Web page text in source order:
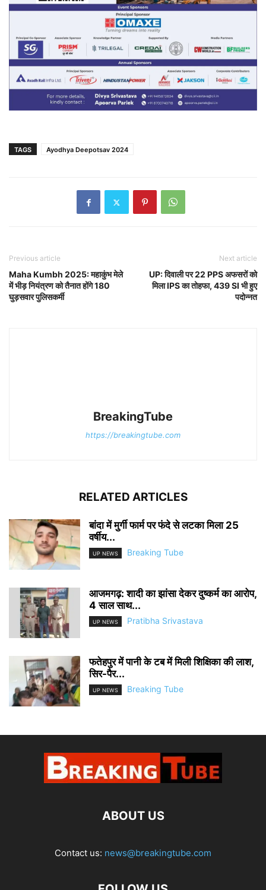
TAGS Ayodhya Deepotsav 2024
Previous article
Maha Kumbh 2025: महाकुंभ मेले
में भीड़ नियंत्रण को तैनात होंगे 180
घुड़सवार पुलिसकर्मी
Next article
UP: दिवाली पर 22 PPS अफसरों को
मिला IPS का तोहफा, 439 SI भी हुए
पदोन्नत
BreakingTube
https://breakingtube.com
RELATED ARTICLES
बांदा में मुर्गी फार्म पर फंदे से लटका मिला 25
वर्षीय...
UP NEWS Breaking Tube
आजमगढ़: शादी का झांसा देकर दुष्कर्म का आरोप,
4 साल साथ...
UP NEWS Pratibha Srivastava
फतेहपुर में पानी के टब में मिली शिक्षिका की लाश,
सिर-पैर...
UP NEWS Breaking Tube
ABOUT US
Contact us: news@breakingtube.com